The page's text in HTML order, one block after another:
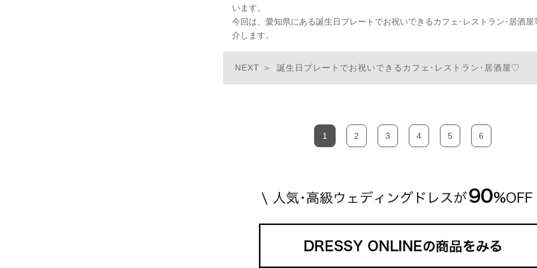
います。
今回は、愛知県にある誕生日プレートでお祝いできるカフェ･レストラン･居酒屋
介します。
誕生日プレートでお祝いできるカフェ･レストラン･居酒屋♡
1 2 3 4 5 6